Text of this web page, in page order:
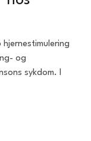
og
sykdom. I